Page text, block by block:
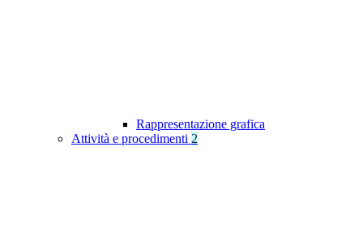
Rappresentazione grafica
Attività e procedimenti 2